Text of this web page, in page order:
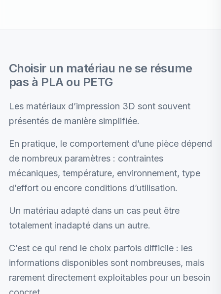
Choisir un matériau ne se résume
pas à PLA ou PETG
Les matériaux d’impression 3D sont souvent
présentés de manière simplifiée.
En pratique, le comportement d’une pièce dépend
de nombreux paramètres : contraintes
mécaniques, température, environnement, type
d’effort ou encore conditions d’utilisation.
Un matériau adapté dans un cas peut être
totalement inadapté dans un autre.
C’est ce qui rend le choix parfois difficile : les
informations disponibles sont nombreuses, mais
rarement directement exploitables pour un besoin